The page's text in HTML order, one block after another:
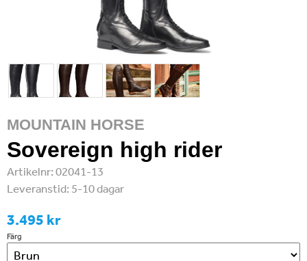
MOUNTAIN HORSE
Sovereign high rider
Artikelnr:02041-13
Leveranstid: 5-10 dagar
3.495 kr
Färg